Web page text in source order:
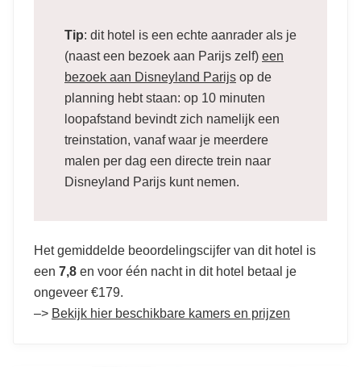
Tip: dit hotel is een echte aanrader als je
(naast een bezoek aan Parijs zelf) een
bezoek aan Disneyland Parijs op de
planning hebt staan: op 10 minuten
loopafstand bevindt zich namelijk een
treinstation, vanaf waar je meerdere
malen per dag een directe trein naar
Disneyland Parijs kunt nemen.
Het gemiddelde beoordelingscijfer van dit hotel is
een 7,8 en voor één nacht in dit hotel betaal je
ongeveer €179.
–> Bekijk hier beschikbare kamers en prijzen